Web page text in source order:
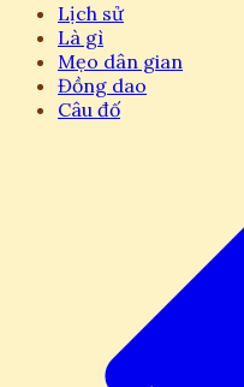
Lịch sử
Là gì
Mẹo dân gian
Đồng dao
Câu đố